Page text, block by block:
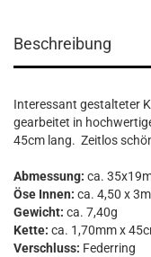
Beschreibung
Interessant gestalteter
gearbeitet in
45cm lang. Zeitlos
Abmessung: ca.
Öse Innen: ca. 4,50 x
Gewicht: ca. 7,40g
Kette: ca. 1,70mm x
Verschluss: Federring